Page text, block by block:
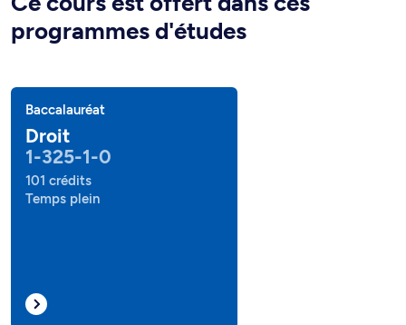
programmes d'études
Baccalauréat
Droit
1-325-1-0
101 crédits
Temps plein